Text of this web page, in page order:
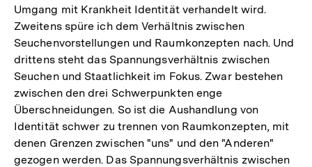
Umgang mit Krankheit Identität verhandelt wird.
Zweitens spüre ich dem Verhältnis zwischen
Seuchenvorstellungen und Raumkonzepten nach. Und
drittens steht das Spannungsverhältnis zwischen
Seuchen und Staatlichkeit im Fokus. Zwar bestehen
zwischen den drei Schwerpunkten enge
Überschneidungen. So ist die Aushandlung von
Identität schwer zu trennen von Raumkonzepten, mit
denen Grenzen zwischen "uns" und den "Anderen"
gezogen werden. Das Spannungsverhältnis zwischen